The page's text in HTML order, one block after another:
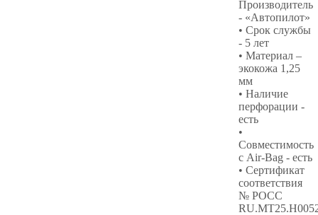
Производитель
- «Автопилот»
• Срок службы
- 5 лет
• Материал –
экокожа 1,25
мм
• Наличие
перфорации -
есть
•
Совместимость
с Air-Bag - есть
• Сертификат
соответствия
№ РОСС